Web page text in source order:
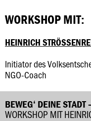
WORKSHOP MIT:
HEINRICH
Initiator des
NGO-Coach
BEWEG‘ DEINE
WORKSHOP MIT